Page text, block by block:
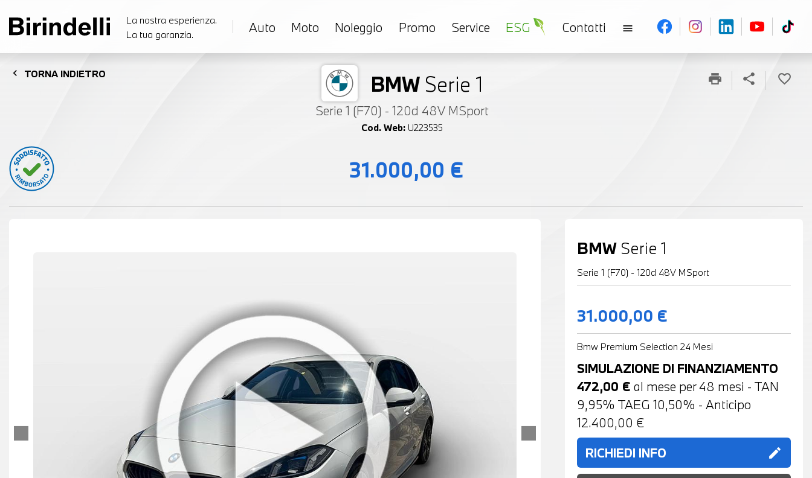
La nostra esperienza.
La tua garanzia.
Auto Moto Noleggio Promo Service ESG Contatti menu
chevron_left TORNA INDIETRO BMW Serie 1
Serie 1 (F70) - 120d 48V MSport
Cod. Web: U223535
print share favorite_border
31.000,00 €
BMW Serie 1
Serie 1 (F70) - 120d 48V MSport
31.000,00 €
Bmw Premium Selection 24 Mesi
SIMULAZIONE DI FINANZIAMENTO
472,00 € al mese per48 mesi - TAN
9,95% TAEG 10,50% - Anticipo
12.400,00 €
RICHIEDI INFO
edit